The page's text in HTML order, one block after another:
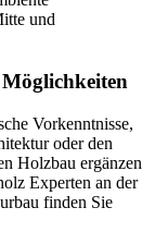
Vorkenntnisse,
oder den
Holzbau ergänzen
Experten an der
finden Sie